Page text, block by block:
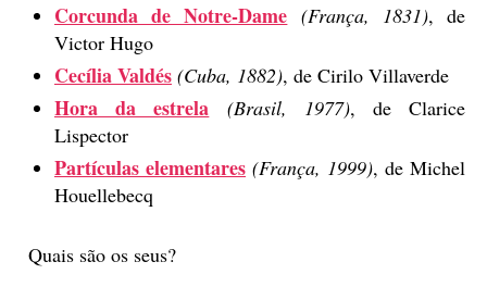
Corcunda de Notre-Dame (França, 1831), de
Victor Hugo
Cecília Valdés (Cuba, 1882), de Cirilo Villaverde
Hora da estrela (Brasil, 1977), de Clarice
Lispector
Partículas elementares (França, 1999), de Michel
Houellebecq
Quais são os seus?